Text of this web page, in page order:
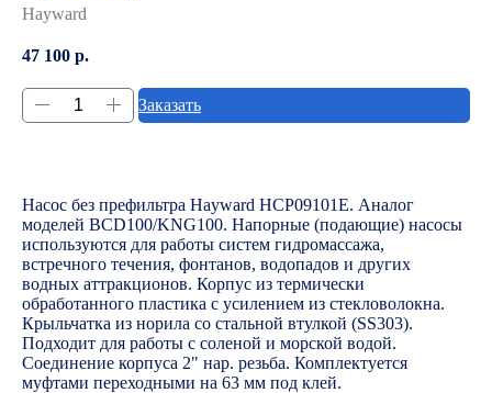
Hayward
47 100 р.
Заказать
Насос без префильтра Hayward HCP09101E. Аналог
моделей BCD100/KNG100. Напорные (подающие) насосы
используются для работы систем гидромассажа,
встречного течения, фонтанов, водопадов и других
водных аттракционов. Корпус из термически
обработанного пластика с усилением из стекловолокна.
Крыльчатка из норила со стальной втулкой (SS303).
Подходит для работы с соленой и морской водой.
Соединение корпуса 2" нар. резьба. Комплектуется
муфтами переходными на 63 мм под клей.